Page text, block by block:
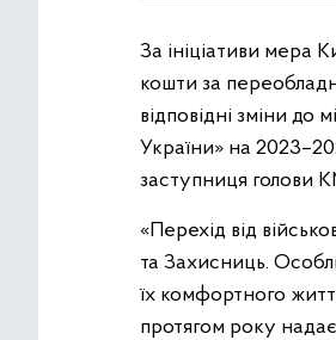
За ініціативи мера
кошти за
відповідні зміни до
України» на
заступниця голови
«Перехід від
та Захисниць.
їх комфортного
протягом року